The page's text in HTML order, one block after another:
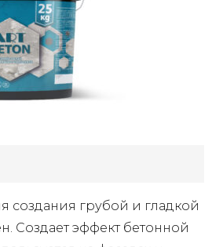
создания грубой и гладкой
Создает эффект бетонной